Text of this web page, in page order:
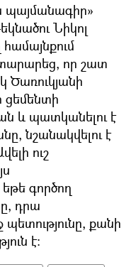
պայմանագիր»
Նիկոլ
որ շատ
Ծառուկյանի
ցեմենտի
և պատկանելու է
նշանակվելու է
ուշ
գործող
դրա
քանի
է։